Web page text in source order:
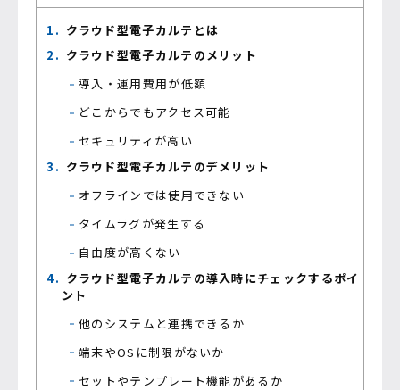
クラウド型電子カルテとは
クラウド型電子カルテのメリット
導入・運用費用が低額
どこからでもアクセス可能
セキュリティが高い
クラウド型電子カルテのデメリット
オフラインでは使用できない
タイムラグが発生する
自由度が高くない
クラウド型電子カルテの導入時にチェックするポイ
ント
他のシステムと連携できるか
端末やOSに制限がないか
セットやテンプレート機能があるか